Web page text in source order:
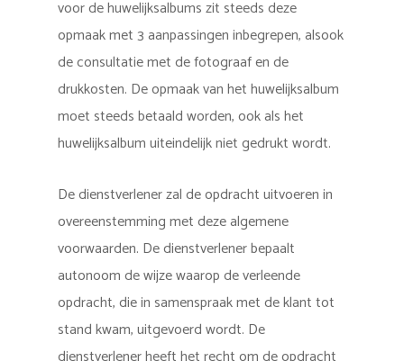
voor de huwelijksalbums zit steeds deze
opmaak met 3 aanpassingen inbegrepen, alsook
de consultatie met de fotograaf en de
drukkosten. De opmaak van het huwelijksalbum
moet steeds betaald worden, ook als het
huwelijksalbum uiteindelijk niet gedrukt wordt.
De dienstverlener zal de opdracht uitvoeren in
overeenstemming met deze algemene
voorwaarden. De dienstverlener bepaalt
autonoom de wijze waarop de verleende
opdracht, die in samenspraak met de klant tot
stand kwam, uitgevoerd wordt. De